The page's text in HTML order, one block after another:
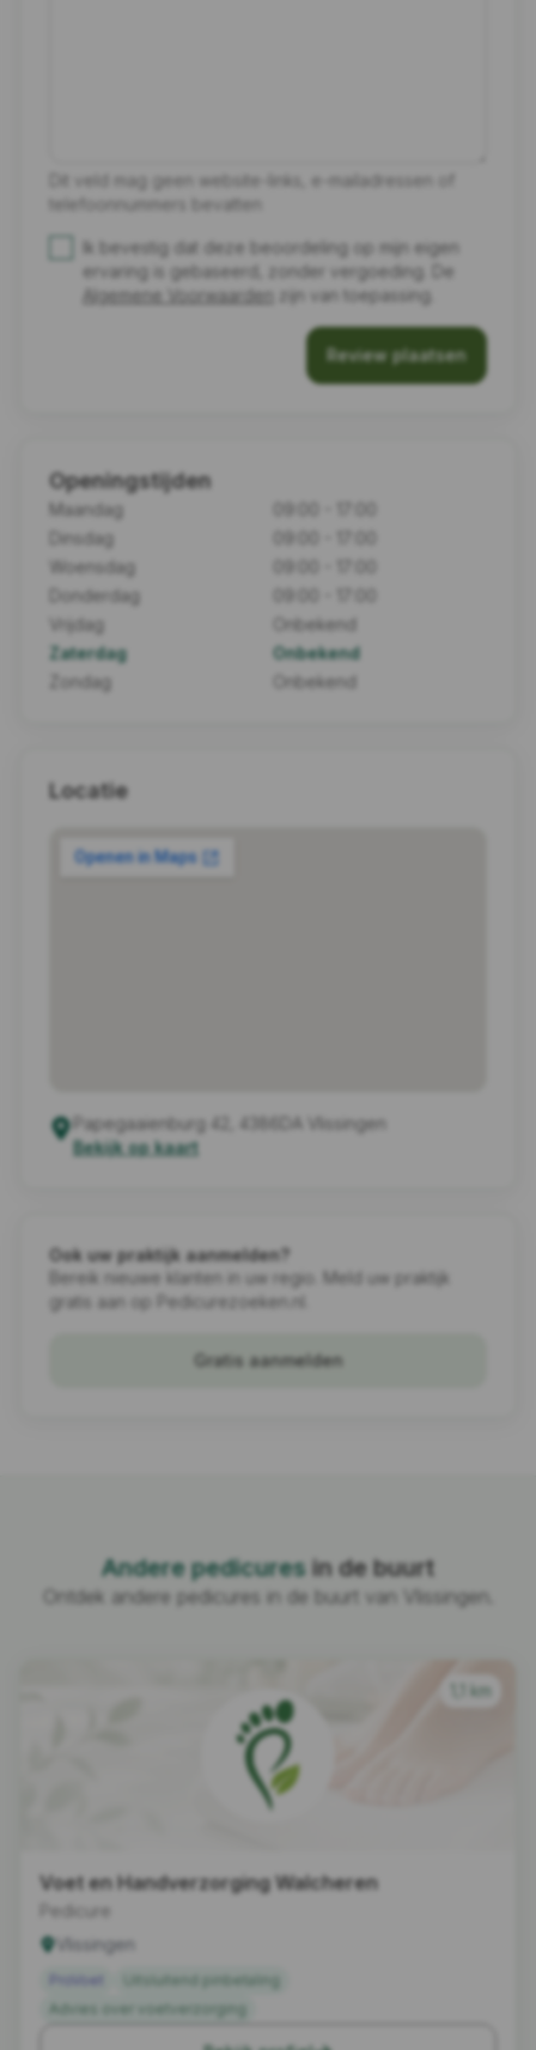
Dit veld mag geen website-links, e-mailadressen of
telefoonnummers bevatten
Ik bevestig dat deze beoordeling op mijn eigen
ervaring is gebaseerd, zonder vergoeding. De
Algemene Voorwaarden
zijn van toepassing.
Review plaatsen
Openingstijden
Maandag
Dinsdag
Woensdag
Donderdag
Vrijdag
Onbekend
Zaterdag
Onbekend
Zondag
Onbekend
Locatie
Papegaaienburg 42, 4386DA Vlissingen
Bekijk op kaart
Ook uw praktijk aanmelden?
Bereik nieuwe klanten in uw regio. Meld uw praktijk
gratis aan op Pedicurezoeken.nl.
Gratis aanmelden
Andere pedicures in de buurt
Ontdek andere pedicures in de buurt van Vlissingen.
Voet en Handverzorging Walcheren
1,1 km
Pedicure
Vlissingen
ProVoet
Uitsluitend pinbetaling
Advies over voetverzorging